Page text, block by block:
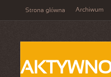
Strona główna Archiwum